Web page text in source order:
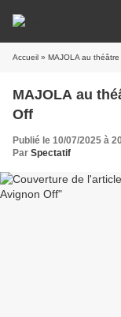
Accueil » MAJOLA au
MAJOLA au
Off
Publié le 10/07/2025 à
Par Spectatif